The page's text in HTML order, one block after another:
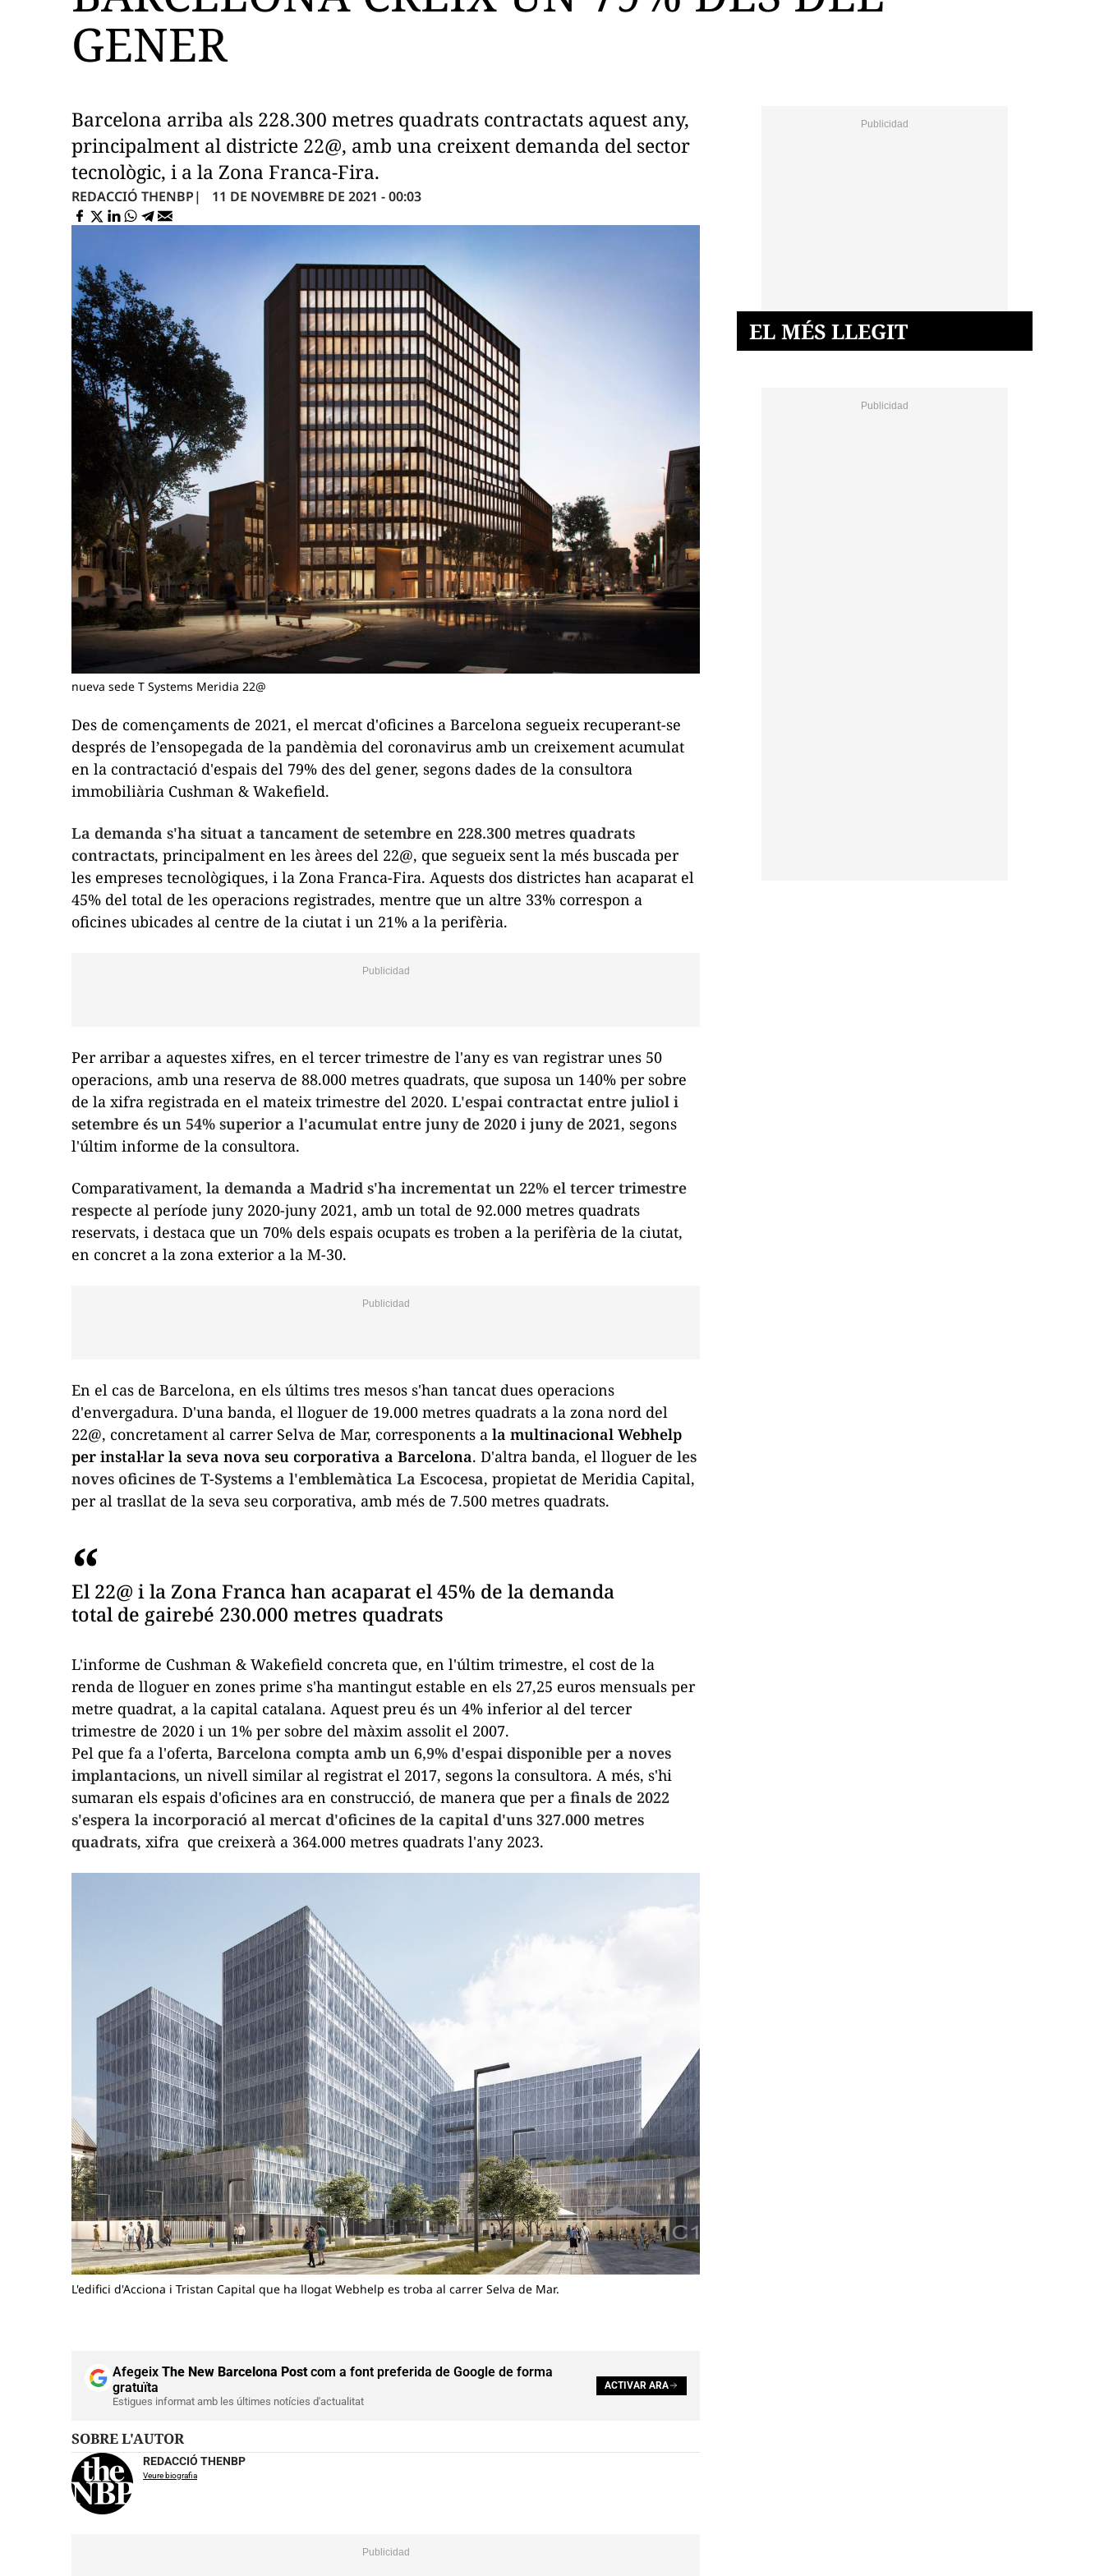
GENER
Barcelona arriba als 228.300 metres quadrats contractats aquest any,
principalment al districte 22@, amb una creixent demanda del sector
tecnològic, i a la Zona Franca-Fira.
REDACCIÓ THENBP 11 DE NOVEMBRE DE 2021 - 00:03
nueva sede T Systems Meridia 22@
Des de començaments de 2021, el mercat d'oficines a Barcelona segueix recuperant-se
després de l’ensopegada de la pandèmia del coronavirus amb un creixement acumulat
en la contractació d'espais del 79% des del gener, segons dades de la consultora
immobiliària Cushman & Wakefield.
La demanda s'ha situat a tancament de setembre en 228.300 metres quadrats
contractats, principalment en les àrees del 22@, que segueix sent la més buscada per
les empreses tecnològiques, i la Zona Franca-Fira. Aquests dos districtes han acaparat el
45% del total de les operacions registrades, mentre que un altre 33% correspon a
oficines ubicades al centre de la ciutat i un 21% a la perifèria.
Per arribar a aquestes xifres, en el tercer trimestre de l'any es van registrar unes 50
operacions, amb una reserva de 88.000 metres quadrats, que suposa un 140% per sobre
de la xifra registrada en el mateix trimestre del 2020. L'espai contractat entre juliol i
setembre és un 54% superior a l'acumulat entre juny de 2020 i juny de 2021, segons
l'últim informe de la consultora.
Comparativament, la demanda a Madrid s'ha incrementat un 22% el tercer trimestre
respecte al període juny 2020-juny 2021, amb un total de 92.000 metres quadrats
reservats, i destaca que un 70% dels espais ocupats es troben a la perifèria de la ciutat,
en concret a la zona exterior a la M-30.
En el cas de Barcelona, ​​en els últims tres mesos s'han tancat dues operacions
d'envergadura. D'una banda, el lloguer de 19.000 metres quadrats a la zona nord del
22@, concretament al carrer Selva de Mar, corresponents a la multinacional Webhelp
per instal·lar la seva nova seu corporativa a Barcelona. D'altra banda, el lloguer de les
noves oficines de T-Systems a l'emblemàtica La Escocesa, propietat de Meridia Capital,
per al trasllat de la seva seu corporativa, amb més de 7.500 metres quadrats.
El 22@ i la Zona Franca han acaparat el 45% de la demanda
total de gairebé 230.000 metres quadrats
L'informe de Cushman & Wakefield concreta que, en l'últim trimestre, el cost de la
renda de lloguer en zones prime s'ha mantingut estable en els 27,25 euros mensuals per
metre quadrat, a la capital catalana. Aquest preu és un 4% inferior al del tercer
trimestre de 2020 i un 1% per sobre del màxim assolit el 2007.
Pel que fa a l'oferta, Barcelona compta amb un 6,9% d'espai disponible per a noves
implantacions, un nivell similar al registrat el 2017, segons la consultora. A més, s'hi
sumaran els espais d'oficines ara en construcció, de manera que per a finals de 2022
s'espera la incorporació al mercat d'oficines de la capital d'uns 327.000 metres
quadrats, xifra que creixerà a 364.000 metres quadrats l'any 2023.
L'edifici d'Acciona i Tristan Capital que ha llogat Webhelp es troba al carrer Selva de Mar.
Afegeix The New Barcelona Postcom a font preferida de Google de forma
gratuïta
Estigues informat amb les últimes notícies d'actualitat
ACTIVAR ARA
SOBRE L'AUTOR
REDACCIÓ THENBP
Veure biografia
EL MÉS LLEGIT